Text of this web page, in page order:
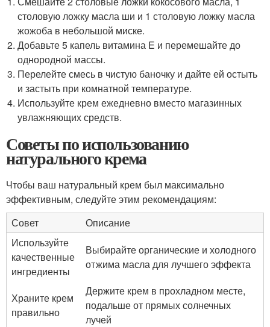
столовую ложку масла ши и 1 столовую ложку масла
жожоба в небольшой миске.
Добавьте 5 капель витамина E и перемешайте до
однородной массы.
Перелейте смесь в чистую баночку и дайте ей остыть
и застыть при комнатной температуре.
Используйте крем ежедневно вместо магазинных
увлажняющих средств.
Советы по использованию
натурального крема
Чтобы ваш натуральный крем был максимально
эффективным, следуйте этим рекомендациям:
Совет
Описание
Используйте
качественные
ингредиенты
Выбирайте органические и холодного
отжима масла для лучшего эффекта
Храните крем
правильно
Держите крем в прохладном месте,
подальше от прямых солнечных
лучей